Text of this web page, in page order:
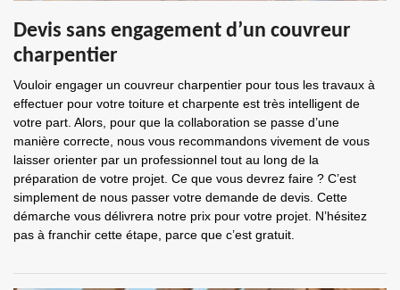
Devis sans engagement d’un couvreur
charpentier
Vouloir engager un couvreur charpentier pour tous les travaux à
effectuer pour votre toiture et charpente est très intelligent de
votre part. Alors, pour que la collaboration se passe d’une
manière correcte, nous vous recommandons vivement de vous
laisser orienter par un professionnel tout au long de la
préparation de votre projet. Ce que vous devrez faire ? C’est
simplement de nous passer votre demande de devis. Cette
démarche vous délivrera notre prix pour votre projet. N’hésitez
pas à franchir cette étape, parce que c’est gratuit.